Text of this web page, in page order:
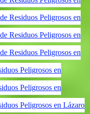
Residuos Peligrosos en
Residuos Peligrosos en
Residuos Peligrosos en
Peligrosos en
Peligrosos en
Peligrosos en Lázaro